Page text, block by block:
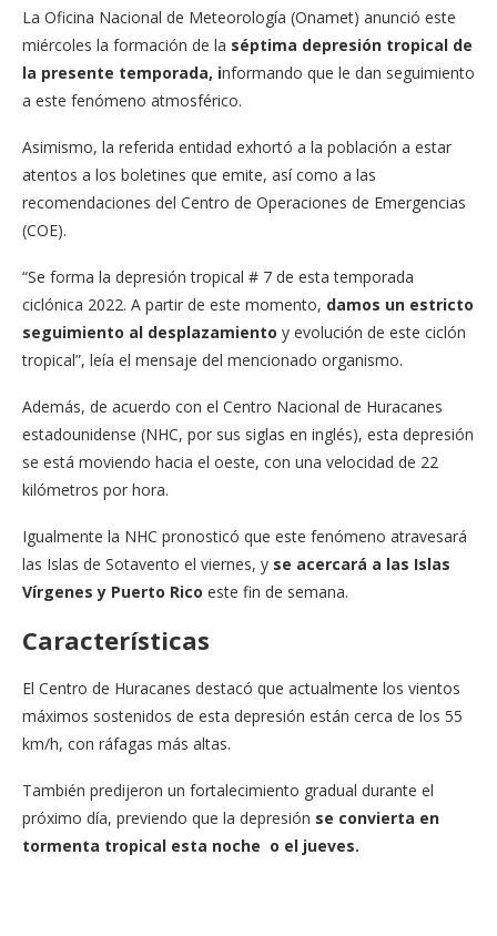
La Oficina Nacional de Meteorología (Onamet) anunció este
miércoles la formación de la séptima depresión tropical de
la presente temporada, informando que le dan seguimiento
a este fenómeno atmosférico.
Asimismo, la referida entidad exhortó a la población a estar
atentos a los boletines que emite, así como a las
recomendaciones del Centro de Operaciones de Emergencias
(COE).
“Se forma la depresión tropical # 7 de esta temporada
ciclónica 2022. A partir de este momento, damos un estricto
seguimiento al desplazamiento y evolución de este ciclón
tropical”, leía el mensaje del mencionado organismo.
Además, de acuerdo con el Centro Nacional de Huracanes
estadounidense (NHC, por sus siglas en inglés), esta depresión
se está moviendo hacia el oeste, con una velocidad de 22
kilómetros por hora.
Igualmente la NHC pronosticó que este fenómeno atravesará
las Islas de Sotavento el viernes, y se acercará a las Islas
Vírgenes y Puerto Rico este fin de semana.
Características
El Centro de Huracanes destacó que actualmente los vientos
máximos sostenidos de esta depresión están cerca de los 55
km/h, con ráfagas más altas.
También predijeron un fortalecimiento gradual durante el
próximo día, previendo que la depresión se convierta en
tormenta tropical esta noche o el jueves.